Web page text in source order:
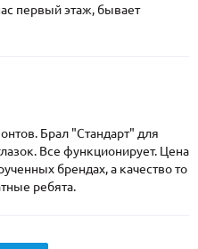
первый этаж, бывает
Брал "Стандарт" для
Все функционирует. Цена
брендах, а качество то
ребята.